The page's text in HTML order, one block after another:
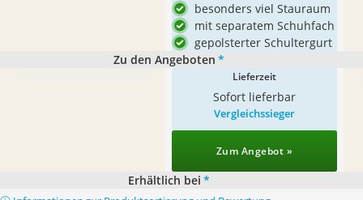
besonders viel Stauraum
mit separatem Schuhfach
gepolsterter Schultergurt
Zu den Angeboten *
Lieferzeit
Sofort lieferbar
Vergleichssieger
Zum Angebot »
Erhältlich bei *